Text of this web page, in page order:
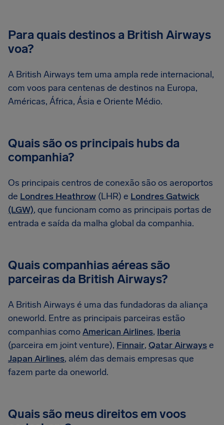
Para quais destinos a British Airways
voa?
A British Airways tem uma ampla rede internacional,
com voos para centenas de destinos na Europa,
Américas, África, Ásia e Oriente Médio.
Quais são os principais hubs da
companhia?
Os principais centros de conexão são os aeroportos
de Londres Heathrow (LHR) e Londres Gatwick
(LGW), que funcionam como as principais portas de
entrada e saída da malha global da companhia.
Quais companhias aéreas são
parceiras da British Airways?
A British Airways é uma das fundadoras da aliança
oneworld. Entre as principais parceiras estão
companhias comoAmerican Airlines, Iberia
(parceira em joint venture), Finnair, Qatar Airwayse
Japan Airlines, além das demais empresas que
fazem parte da oneworld.
Quais são meus direitos em voos